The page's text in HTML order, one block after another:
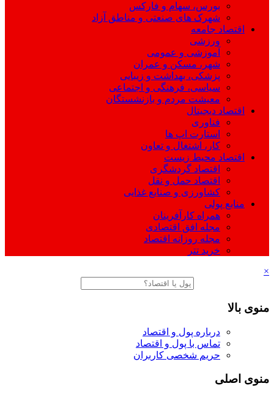
بورس، سهام و فارکس
شهرک های صنعتی و مناطق آزاد
اقتصاد جامعه
ورزشی
آموزشی و عمومی
شهر، مسکن و عمران
پزشکی، بهداشت و زیبایی
سیاسی، فرهنگی و اجتماعی
معیشت مردم و بازنشستگان
اقتصاد دیجیتال
فناوری
استارت اپ ها
کار، اشتغال و تعاون
اقتصاد محیط زیست
اقتصاد گردشگری
اقتصاد حمل و نقل
کشاورزی و صنایع غذایی
منابع پولی
همراه کارآفرینان
مجله افق اقتصادی
مجله روزانه اقتصاد
خرید تتر
×
منوی بالا
درباره پول و اقتصاد
تماس با پول و اقتصاد
حریم شخصی کاربران
منوی اصلی